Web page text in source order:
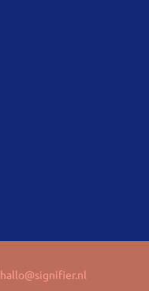
hallo@signifier.nl